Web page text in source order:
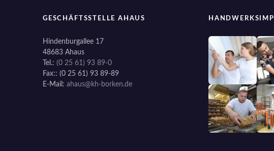
GESCHÄFTSSTELLE AHAUS
Hindenburgallee 17
48683 Ahaus
Tel.: (0 25 61) 93 89-0
Fax:: (0 25 61) 93 89-89
E-Mail: ahaus@kh-borken.de